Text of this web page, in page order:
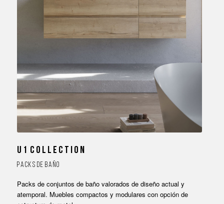
U 1 C O L L E C T I O N
P A C K S D E B A Ñ O
Packs de conjuntos de baño valorados de diseño actual y
atemporal. Muebles compactos y modulares con opción de